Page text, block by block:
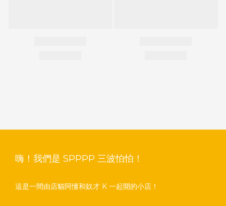
嗨！我們是 SPPPP 三波怕怕！
這是一間由店貓阿懂和奴才 K 一起開的小店！